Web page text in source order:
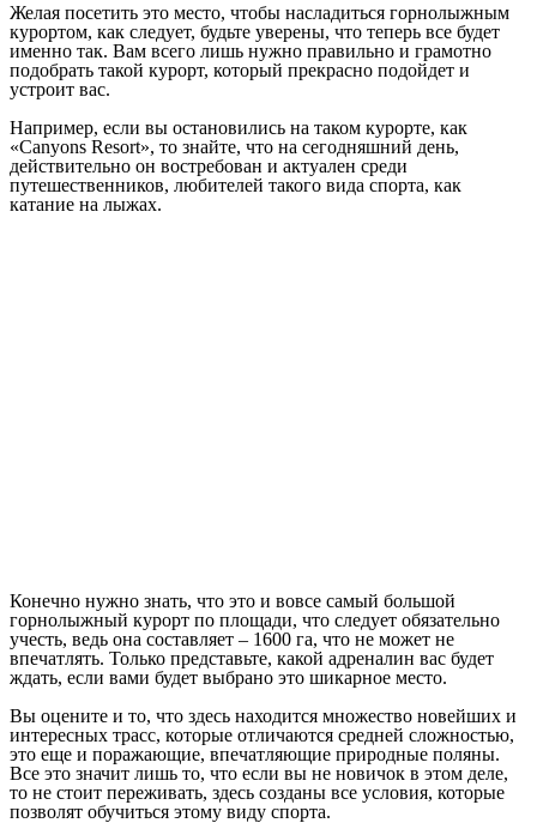
Желая посетить это место, чтобы насладиться горнолыжным
курортом, как следует, будьте уверены, что теперь все будет
именно так. Вам всего лишь нужно правильно и грамотно
подобрать такой курорт, который прекрасно подойдет и
устроит вас.
Например, если вы остановились на таком курорте, как
«Canyons Resort», то знайте, что на сегодняшний день,
действительно он востребован и актуален среди
путешественников, любителей такого вида спорта, как
катание на лыжах.
Конечно нужно знать, что это и вовсе самый большой
горнолыжный курорт по площади, что следует обязательно
учесть, ведь она составляет – 1600 га, что не может не
впечатлять. Только представьте, какой адреналин вас будет
ждать, если вами будет выбрано это шикарное место.
Вы оцените и то, что здесь находится множество новейших и
интересных трасс, которые отличаются средней сложностью,
это еще и поражающие, впечатляющие природные поляны.
Все это значит лишь то, что если вы не новичок в этом деле,
то не стоит переживать, здесь созданы все условия, которые
позволят обучиться этому виду спорта.